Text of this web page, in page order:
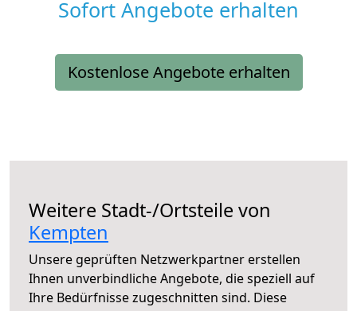
Sofort Angebote erhalten
Kostenlose Angebote erhalten
Weitere Stadt-/Ortsteile von
Kempten
Unsere geprüften Netzwerkpartner erstellen
Ihnen unverbindliche Angebote, die speziell auf
Ihre Bedürfnisse zugeschnitten sind. Diese